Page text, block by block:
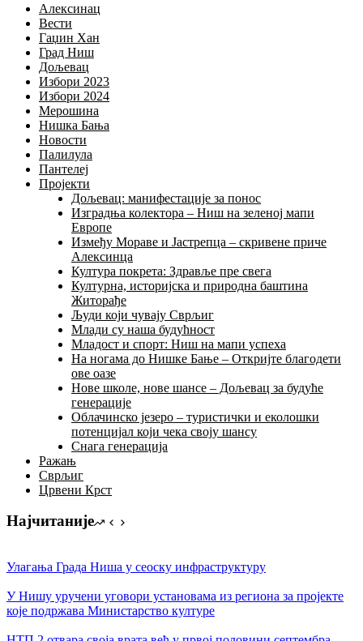
Алексинац
Вести
Гаџин Хан
Град Ниш
Дољевац
Избори 2023
Избори 2024
Мерошина
Нишка Бања
Новости
Палилула
Пантелеј
Пројекти
Дољевац: манифестације за понос
Изградња колектора – Ниш на зеленој мапи
Европе
Између Мораве и Јастрепца – скривене приче
Алексинца
Култура покрета: Здравље пре свега
Културна, историјска и природна баштина
Житорађе
Људи који чувају Сврљиг
Млади су наша будућност
Младост и спорт: Ниш на мапи успеха
На ногама до Нишке Бање – Откријте благодети
ове оазе
Нове школе, нове шансе – Дољевац за будуће
генерације
Облачинско језеро – туристички и еколошки
потенцијал који чека своју шансу
Снага генерација
Ражањ
Сврљиг
Црвени Крст
Најчитаније
Улагања Града Ниша у сеоску инфраструктуру
У Нишу уручени уговори установама из региона за пројекте
којe подржава Министарство културе